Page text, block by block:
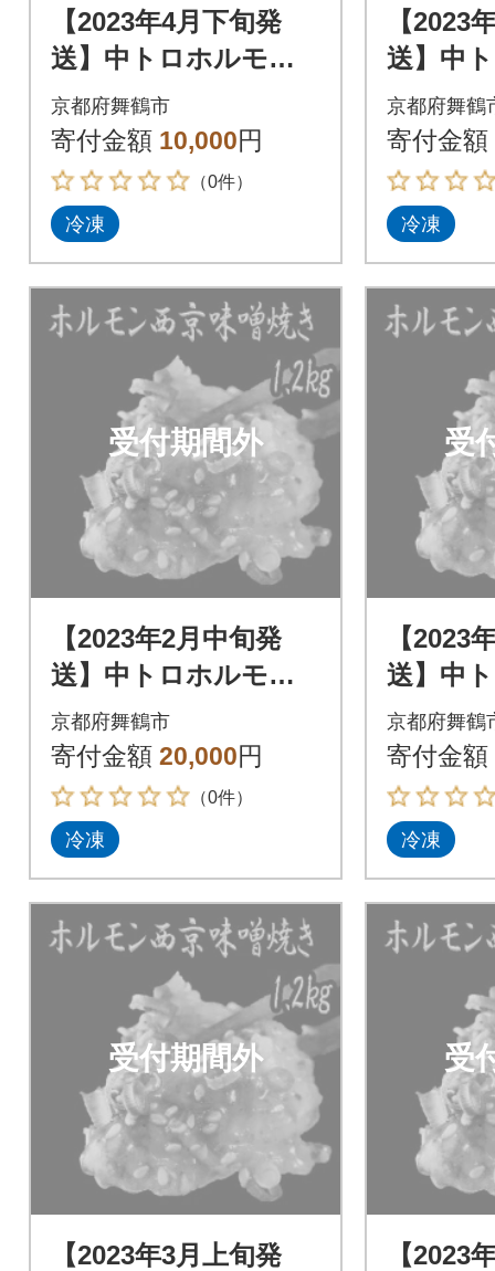
【2023年4月下旬発
送】中トロホルモン
西京味噌焼き 600g
京都府舞鶴市
寄付金額 10,000円
（0件）
冷凍
【2023
送】中
西京味
京都府舞鶴
寄付金額
冷凍
受付期間外
【2023年2月中旬発
送】中トロホルモン
西京味噌焼き 1.2kg
京都府舞鶴市
寄付金額 20,000円
（0件）
冷凍
受
【2023
送】中
西京味
京都府舞鶴
寄付金額
冷凍
受付期間外
【2023年3月上旬発
受
【2023